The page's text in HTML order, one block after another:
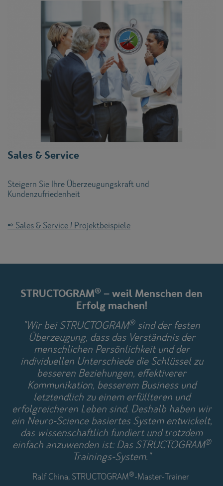
Sales & Service
Steigern Sie Ihre Überzeugungskraft und
Kundenzufriedenheit
=> Sales & Service / Projektbeispiele
STRUCTOGRAM® – weil Menschen den
Erfolg machen!
"Wir bei STRUCTOGRAM®sind der festen
Überzeugung, dass das Verständnis der
menschlichen Persönlichkeit und der
individuellen Unterschiede die Schlüssel zu
besseren Beziehungen, effektiverer
Kommunikation, besserem Business und
letztendlich zu einem erfüllteren und
erfolgreicheren Leben sind. Deshalb haben wir
ein Neuro-Science basiertes System entwickelt,
das wissenschaftlich fundiert und trotzdem
einfach anzuwenden ist: Das STRUCTOGRAM®
Trainings-System."
Ralf China, STRUCTOGRAM®-Master-Trainer